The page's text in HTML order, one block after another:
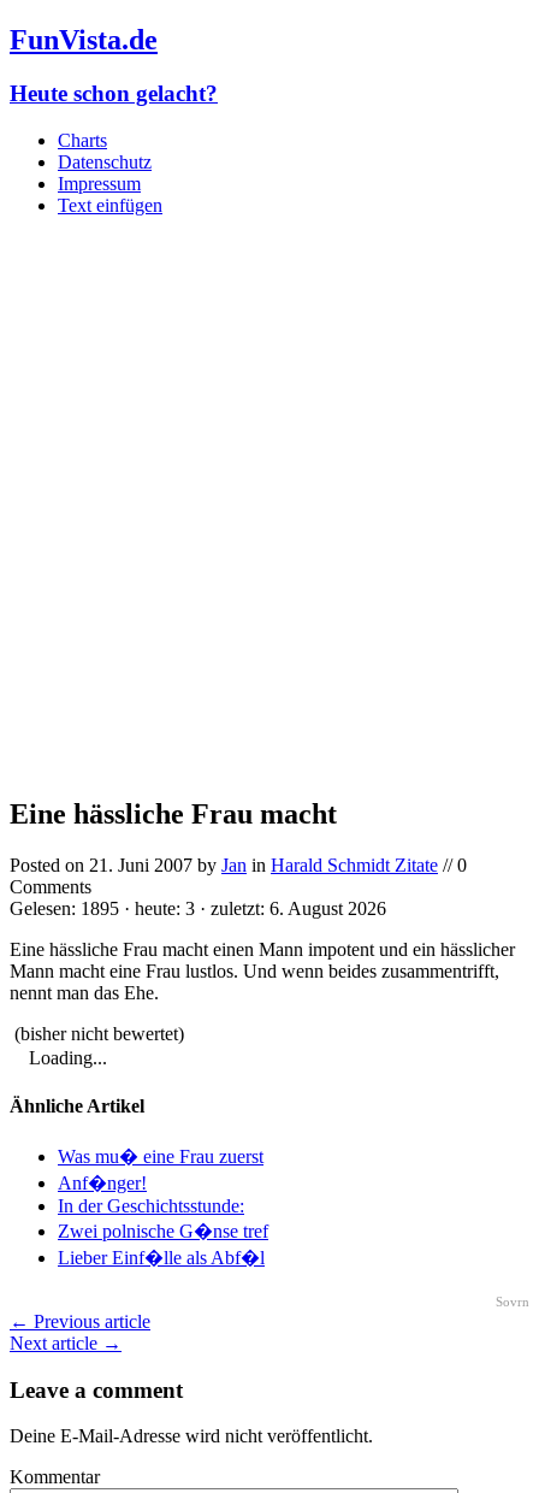
FunVista.de
Heute schon gelacht?
Charts
Datenschutz
Impressum
Text einfügen
Eine hässliche Frau macht
Posted on 21. Juni 2007 by Jan in Harald Schmidt Zitate // 0
Comments
Gelesen: 1895 · heute: 3 · zuletzt: 6. August 2026
Eine hässliche Frau macht einen Mann impotent und ein hässlicher
Mann macht eine Frau lustlos. Und wenn beides zusammentrifft,
nennt man das Ehe.
(bisher nicht bewertet)
Loading...
Ähnliche Artikel
Was mu� eine Frau zuerst
Anf�nger!
In der Geschichtsstunde:
Zwei polnische G�nse tref
Lieber Einf�lle als Abf�l
Sovrn
← Previous article
Next article →
Leave a comment
Deine E-Mail-Adresse wird nicht veröffentlicht.
Kommentar